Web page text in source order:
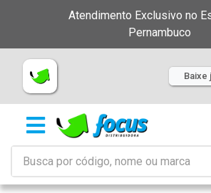
Atendimento Exclusivo no
Pernambuco
Baixe